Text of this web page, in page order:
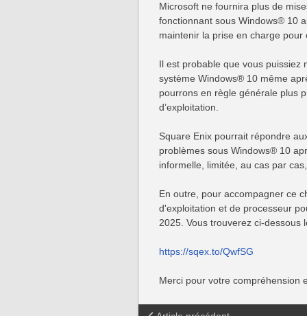
Microsoft ne fournira plus de
fonctionnant sous Windows® 10
maintenir la prise en charge pour
Il est probable que vous puissiez
système Windows® 10 même
pourrons en règle générale plus
d’exploitation.
Square Enix pourrait répondre
problèmes sous Windows® 10
informelle, limitée, au cas par
En outre, pour accompagner ce
d'exploitation et de processeur
2025. Vous trouverez ci-dessous
https://sqex.to/QwfSG
Merci pour votre compréhension